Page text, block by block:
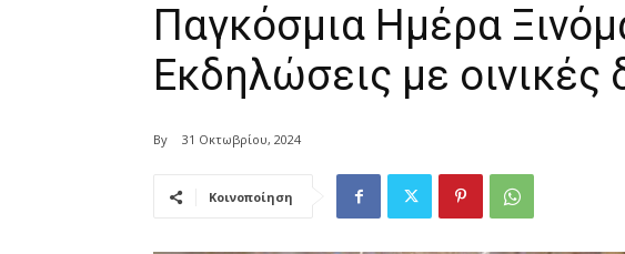
Παγκόσμια Ημέρα
Εκδηλώσεις με οινικές
By 31 Οκτωβρίου, 2024
Κοινοποίηση